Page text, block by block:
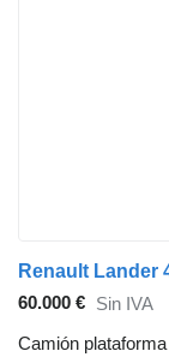
Renault Lander
60.000 € Sin IVA
Camión plataforma